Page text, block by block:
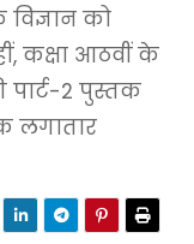
को
कक्षा आठवीं के
पार्ट-2 पुस्तक
लगातार